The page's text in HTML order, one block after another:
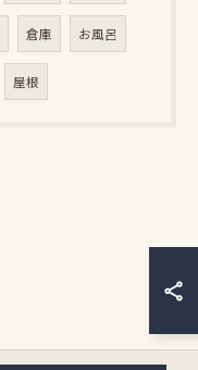
倉庫 お風呂
屋根